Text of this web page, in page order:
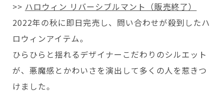
>> ハロウィン リバーシブルマント（販売終了）
2022年の秋に即日完売し、問い合わせが殺到したハ
ロウィンアイテム。
ひらひらと揺れるデザイナーこだわりのシルエット
が、悪魔感とかわいさを演出して多くの人を惹きつ
けました。